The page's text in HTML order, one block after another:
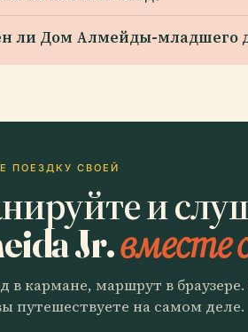
ли Дом Алмейды-младшего
ПОЕЗДКУ СВОЕЙ
и
Jr.вместе
в кармане, маршрут в
путешествуете на самом деле.